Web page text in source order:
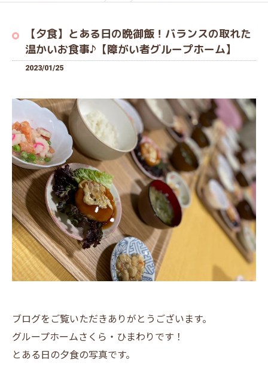
【夕食】とある日の晩御飯！バランスの取れた
温かいお食事♪【障がい者グループホーム】
2023/01/25
ブログをご覧いただきありがとうございます。
グループホームさくら・ひまわりです！
とある日の夕食の写真です。